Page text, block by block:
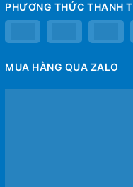
PHƯƠNG THỨC THANH
MUA HÀNG QUA ZALO